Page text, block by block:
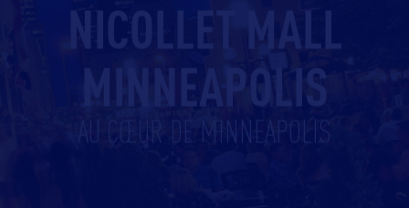
NICOLLET MALL
MINNEAPOLIS
AU CŒUR DE MINNEAPOLIS